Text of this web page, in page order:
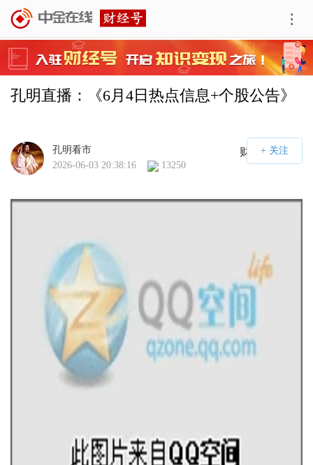
孔明直播：《6月4日热点信息+个股公告》
财经号APP
孔明看市
2026-06-03 20:38:16
13250